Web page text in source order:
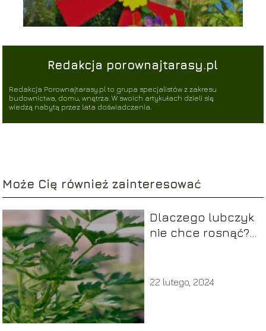
Redakcja porownajtarasy.pl
Redakcja Porownajtarasy.pl to grupa specjalistów z zakresu
budownictwa, domu, wnętrza. W swoich artykułach dzieli się
wiedzą nabytą przez lata doświadczenia.
Może Cię również zainteresować
Dlaczego lubczyk
nie chce rosnąć?
22 lutego, 2024